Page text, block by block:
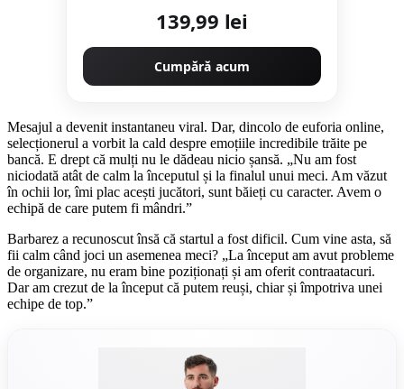
139,99 lei
Cumpără acum
Mesajul a devenit instantaneu viral. Dar, dincolo de euforia online,
selecționerul a vorbit la cald despre emoțiile incredibile trăite pe
bancă. E drept că mulți nu le dădeau nicio șansă. „Nu am fost
niciodată atât de calm la începutul și la finalul unui meci. Am văzut
în ochii lor, îmi plac acești jucători, sunt băieți cu caracter. Avem o
echipă de care putem fi mândri.”
Barbarez a recunoscut însă că startul a fost dificil. Cum vine asta, să
fii calm când joci un asemenea meci? „La început am avut probleme
de organizare, nu eram bine poziționați și am oferit contraatacuri.
Dar am crezut de la început că putem reuși, chiar și împotriva unei
echipe de top.”